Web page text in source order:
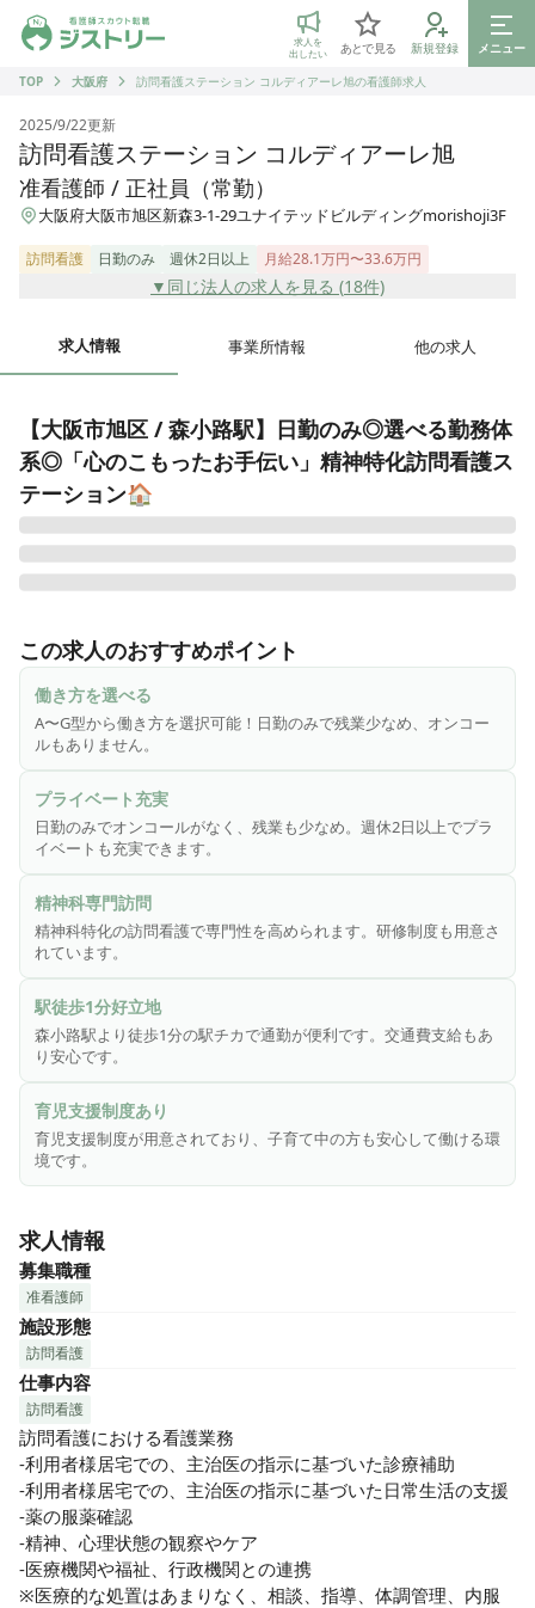
ジストリー 看護師の転職マッチング
求人を
出したい
あとで見る 新規登録
メニュー
TOP
大阪府 訪問看護ステーション コルディアーレ旭の看護師求人
2025/9/22更新
訪問看護ステーション コルディアーレ旭
准看護師 / 正社員（常勤）
大阪府大阪市旭区新森3-1-29ユナイテッドビルディングmorishoji3F
訪問看護 日勤のみ 週休2日以上 月給28.1万円〜33.6万円
▼同じ法人の求人を見る (18件)
求人情報 事業所情報 他の求人
【大阪市旭区 / 森小路駅】日勤のみ◎選べる勤務体
系◎「心のこもったお手伝い」精神特化訪問看護ス
テーション🏠
りですが、精神科特化の訪問看護ステーションとして現在、
関東を中心に、北海道、関西、九州において多数事業所を展
開💡「訪問看護ステーションコルディアーレ旭」は京阪本線
「森小路駅」より徒歩1分と非常に好立地な場所にある駅チカ
事業所です🚃
A～G型まで選べる勤務体系◎働き方に合わせてお給与やお休
みが変動します！日勤のみ◎
この求人のおすすめポイント
働き方を選べる
A〜G型から働き方を選択可能！日勤のみで残業少なめ、オンコー
ルもありません。
プライベート充実
日勤のみでオンコールがなく、残業も少なめ。週休2日以上でプラ
イベートも充実できます。
精神科専門訪問
精神科特化の訪問看護で専門性を高められます。研修制度も用意さ
れています。
駅徒歩1分好立地
森小路駅より徒歩1分の駅チカで通勤が便利です。交通費支給もあ
り安心です。
育児支援制度あり
育児支援制度が用意されており、子育て中の方も安心して働ける環
境です。
求人情報
募集職種
准看護師
施設形態
訪問看護
仕事内容
訪問看護
訪問看護における看護業務
-利用者様居宅での、主治医の指示に基づいた診療補助
-利用者様居宅での、主治医の指示に基づいた日常生活の支援
-薬の服薬確認
-精神、心理状態の観察やケア
-医療機関や福祉、行政機関との連携
※医療的な処置はあまりなく、相談、指導、体調管理、内服